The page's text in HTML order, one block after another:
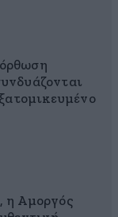
η Αμοργός